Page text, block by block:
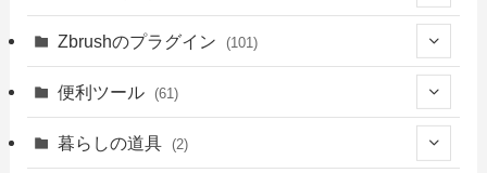
(1)
(4)(39)
(34)
(94)
(14)
(18)
(76)
Zbrushのプラグイン (101)
(3)
(41)
便利ツール (61)
(39)
暮らしの道具 (2)